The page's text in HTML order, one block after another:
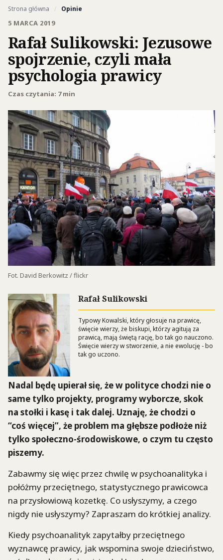
Strona główna / Opinie
5 MARCA 2019
Rafał Sulikowski: Jezusowe
spojrzenie, czyli mała
psychologia prawicy
Czas czytania: 7 min
Fot. David Berkowitz / flickr
Rafał Sulikowski
Typowy Kowalski, który głosuje na prawicę,
święcie wierzy, że biskupi, którzy agitują za
prawicą, mają świętą rację, bo tak go nauczono.
Święcie wierzy w stworzenie, a nie ewolucję - bo
tak go uczono.
Nadal będę upierał się, że w polityce chodzi nie o
same tylko projekty, programy wyborcze, skok
na stołki i kasę i tak dalej. Uznaję, że chodzi o
“coś więcej”, że problem ma głębsze podłoże niż
tylko społeczno-środowiskowe, o czym tu często
piszemy.
Zabawmy się więc przez chwilę w psychoanalityka i
połóżmy przeciętnego, statystycznego prawicowca
na przysłowiową kozetkę. Co usłyszymy, a czego
nigdy nie usłyszymy? Zapraszam do krótkiej analizy.
Kiedy psychoanalityk zapytałby przeciętnego
wyznawcę prawicy, jak wspomina swoje dzieciństwo,